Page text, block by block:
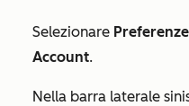
Selezionare Preferenze
Account.
Nella barra laterale